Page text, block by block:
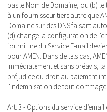
pas le Nom de Domaine, ou (b)
à un fournisseur tiers autre que
Domaine sur des DNS faisant
(d) change la configuration de
fourniture du Service E-mail
pour AMEN. Dans de tels cas,
immédiatement et sans préavis,
préjudice du droit au paiement
l'indemnisation de tout dommage
Art. 3 - Options du service